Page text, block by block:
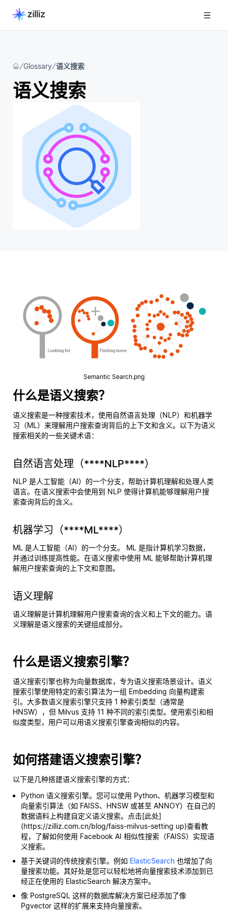
Glossary 语义搜索
语义搜索
Semantic Search.png
什么是语义搜索？
语义搜索是一种搜索技术，使用自然语言处理（NLP）和机器学
习（ML）来理解用户搜索查询背后的上下文和含义。以下为语义
搜索相关的一些关键术语：
自然语言处理（****NLP****）
NLP 是人工智能（AI）的一个分支，帮助计算机理解和处理人类
语言。在语义搜索中会使用到 NLP 使得计算机能够理解用户搜
索查询背后的含义。
机器学习（****ML****）
ML 是人工智能（AI）的一个分支。 ML 是指计算机学习数据，
并通过训练提高性能。在语义搜索中使用 ML 能够帮助计算机理
解用户搜索查询的上下文和意图。
语义理解
语义理解是计算机理解用户搜索查询的含义和上下文的能力。语
义理解是语义搜索的关键组成部分。
什么是语义搜索引擎？
语义搜索引擎也称为向量数据库，专为语义搜索场景设计。语义
搜索引擎使用特定的索引算法为一组 Embedding 向量构建索
引。大多数语义搜索引擎只支持 1 种索引类型（通常是
HNSW），但 Milvus 支持 11 种不同的索引类型。使用索引和相
似度类型，用户可以用语义搜索引擎查询相似的内容。
如何搭建语义搜索引擎？
以下是几种搭建语义搜索引擎的方式：
Python 语义搜索引擎。您可以使用 Python、机器学习模型和
向量索引算法（如 FAISS、HNSW 或甚至 ANNOY）在自己的
数据语料上构建自定义语义搜索。点击[此处]
(https://zilliz.com.cn/blog/faiss-milvus-setting up)查看教
程，了解如何使用 Facebook AI 相似性搜索（FAISS）实现语
义搜索。
基于关键词的传统搜索引擎。例如 ElasticSearch 也增加了向
量搜索功能。其好处是您可以轻松地将向量搜索技术添加到已
经正在使用的 ElasticSearch 解决方案中。
像 PostgreSQL 这样的数据库解决方案已经添加了像
Pgvector 这样的扩展来支持向量搜索。